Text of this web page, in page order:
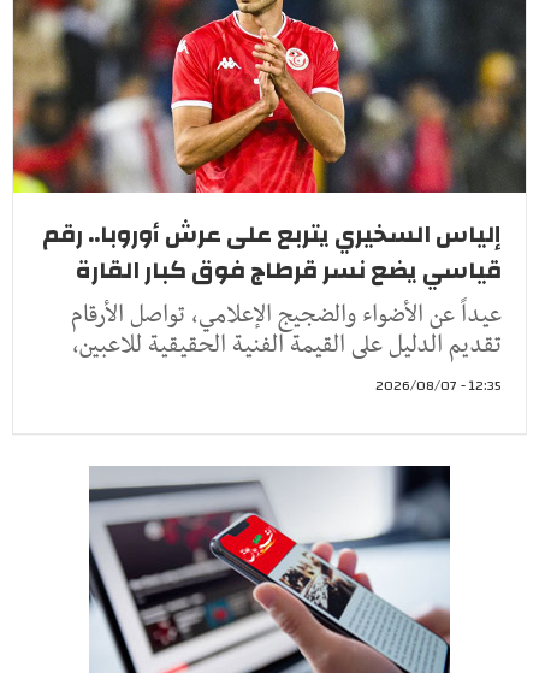
إلياس السخيري يتربع على عرش أوروبا.. رقم
قياسي يضع نسر قرطاج فوق كبار القارة
عيداً عن الأضواء والضجيج الإعلامي، تواصل الأرقام
تقديم الدليل على القيمة الفنية الحقيقية للاعبين،
12:35 - 2026/08/07